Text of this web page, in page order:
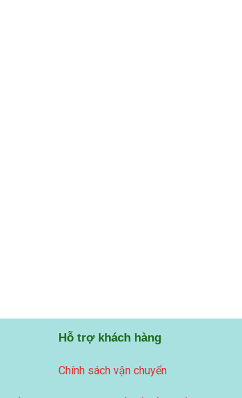
Hỗ trợ khách hàng
Chính sách vận chuyển